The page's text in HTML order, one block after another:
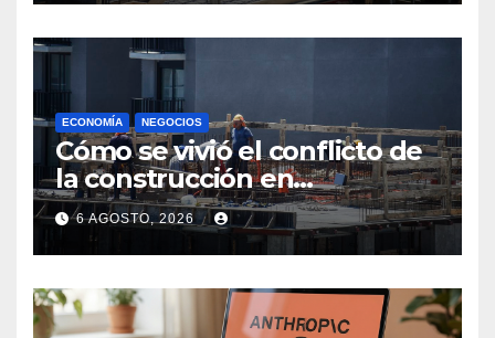
ECONOMÍA NEGOCIOS
Cómo se vivió el conflicto de
la construcción en
Maldonado, un
departamento donde el
sector tiene sus
particularidades
6 AGOSTO, 2026